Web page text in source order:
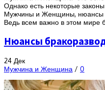
Однако есть некоторые
Мужчины и Женщины, нюансы
Ведь всем важно в этом мире
Нюансы
24 Дек
Мужчина и Женщина / 0